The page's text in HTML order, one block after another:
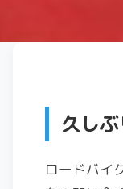
久し
ロードバイ